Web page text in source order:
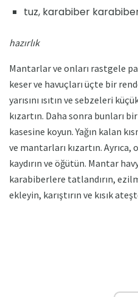
tuz, karabiber
hazırlık
Mantarlar ve onları rastgele
keser ve havuçları üçte bir
yarısını ısıtın ve sebzeleri
kızartın. Daha sonra bunları
kasesine koyun. Yağın kalan
ve mantarları kızartın.
kaydırın ve öğütün. Mantar
karabiberlere tatlandırın,
ekleyin, karıştırın ve kısık